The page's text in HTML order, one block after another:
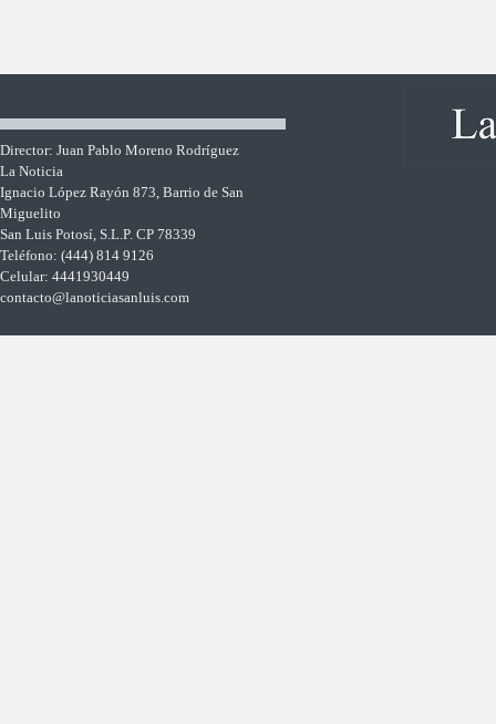
Director: Juan Pablo Moreno Rodríguez
La Noticia
Ignacio López Rayón 873, Barrio de San
Miguelito
San Luis Potosí, S.L.P. CP 78339
Teléfono: (444) 814 9126
Celular: 4441930449
contacto@lanoticiasanluis.com